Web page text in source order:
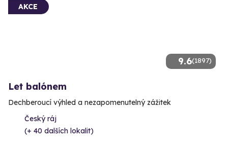
9.6(1897)
AKCE
Let balónem
Dechberoucí výhled a nezapomenutelný zážitek
Český ráj
(+ 40 dalších lokalit)